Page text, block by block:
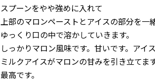
スプーンをやや強めに入れて
上部のマロンペーストとアイスの部分を一
ゆっくり口の中で溶かしていきます。
しっかりマロン風味です。甘いです。アイ
ミルクアイスがマロンの甘みを引き立てま
最高です。